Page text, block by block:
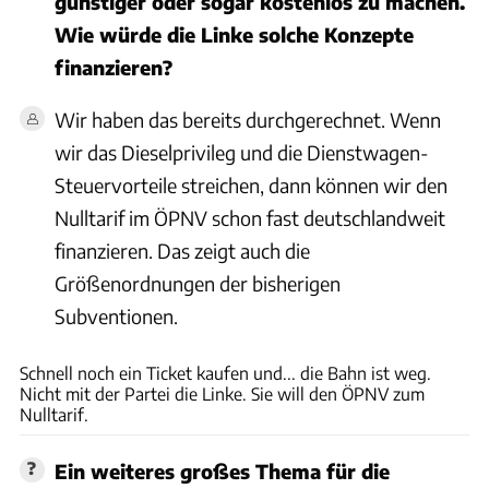
Wie würde die Linke solche Konzepte
finanzieren?
Wir haben das bereits durchgerechnet. Wenn
wir das Dieselprivileg und die Dienstwagen-
Steuervorteile streichen, dann können wir den
Nulltarif im ÖPNV schon fast deutschlandweit
finanzieren. Das zeigt auch die
Größenordnungen der bisherigen
Subventionen.
Schnell noch ein Ticket kaufen und... die Bahn ist weg.
Nicht mit der Partei die Linke. Sie will den ÖPNV zum
Nulltarif.
Ein weiteres großes Thema für die